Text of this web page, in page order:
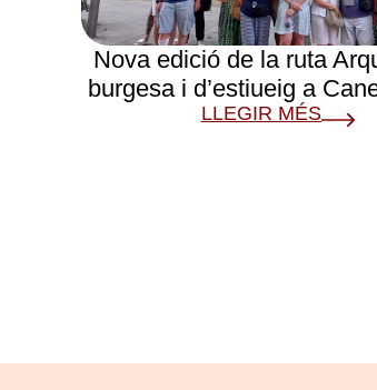
Nova edició de la ruta
burgesa i d’estiueig a
LLEGIR MÉS